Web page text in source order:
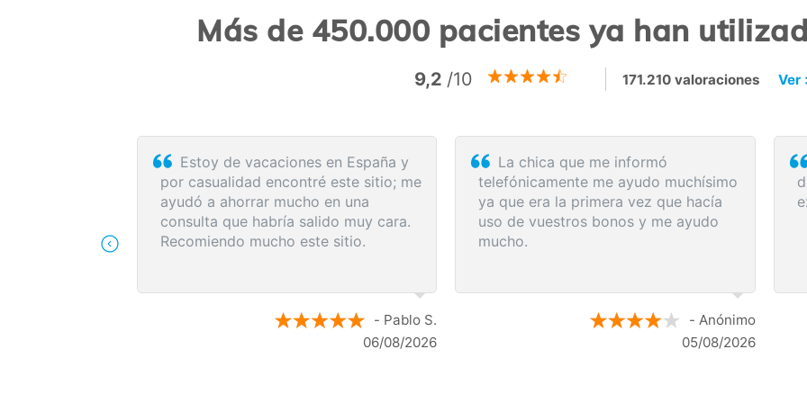
Más de 450.000 pacientes ya han
9,2 /10 171.210 valoraciones Ver
El proceso de reserva fue
sumamente sencillo. La videollamada
con la médica resultó de gran ayuda:
me explicó detalladamente las
posibles causas de mi dolencia, me
resultados de la resonancia.
- Anónimo
04/08/2026
Rapidez y eficacia en la compra de
los servicios médicos. Lo recomiendo.
- Anónimo
04/08/2026